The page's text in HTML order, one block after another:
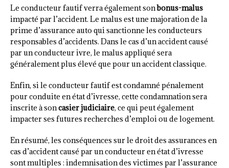
Le conducteur fautif verra également sonbonus-malus
impacté par l’accident. Le malus est une majoration de la
prime d’assurance auto qui sanctionne les conducteurs
responsables d’accidents. Dans le cas d’un accident causé
par un conducteur ivre, le malus appliqué sera
généralement plus élevé que pour un accident classique.
Enfin, si le conducteur fautif est condamné pénalement
pour conduite en état d’ivresse, cette condamnation sera
inscrite à soncasier judiciaire, ce qui peut également
impacter ses futures recherches d’emploi ou de logement.
En résumé, les conséquences sur le droit des assurances en
cas d’accident causé par un conducteur en état d’ivresse
sont multiples : indemnisation des victimes par l’assurance